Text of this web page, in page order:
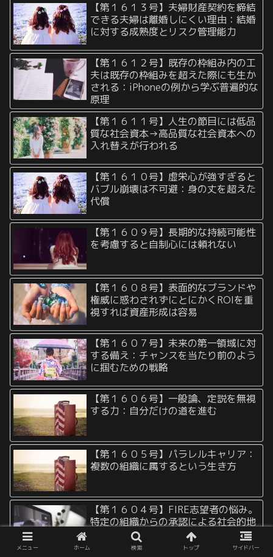
【第１６１３号】夫婦財産契約を締結
できる夫婦は離婚しにくい理由：結婚
に対する成熟度とリスク管理能力
【第１６１２号】既存の枠組み内の工
夫は既存の枠組みを超えた際にも生か
される：iPhoneの例から学ぶ普遍的な
原理
【第１６１１号】人生の節目には低品
質な社会資本→高品質な社会資本への
入れ替えが行われる
【第１６１０号】虚栄心が強すぎると
バブル崩壊は不可避：身の丈を超えた
代償
【第１６０９号】長期的な持続可能性
を考慮すると自制心には頼れない
【第１６０８号】表面的なブランドや
権威に惑わされずにとにかくROIを重
視すれば資産形成は容易
【第１６０７号】未来の第一領域に対
する備え：チャンスを当たり前のよう
に掴むための戦略
【第１６０６号】一般論、定説を無視
する力：自分だけの道を進む
【第１６０５号】パラレルキャリア：
複数の組織に属するという生き方
【第１６０４号】FIRE志望者の悩み。
特定の組織からの承認による社会的地
位と自己の価値
メニュー ホーム 検索 トップ サイドバー